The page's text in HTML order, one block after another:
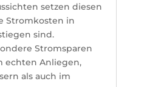
setzen diesen
Stromkosten in
sind.
Stromsparen
echten Anliegen,
als auch im